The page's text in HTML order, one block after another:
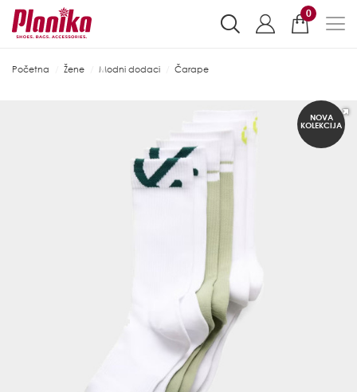
0
Početna Žene Modni dodaci Čarape
NOVA
KOLEKCIJA